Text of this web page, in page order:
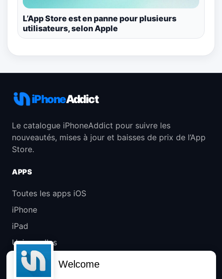
L’App Store est en panne pour plusieurs
utilisateurs, selon Apple
iPhoneAddict
Le catalogue iPhoneAddict pour suivre les
nouveautés, mises à jour et baisses de prix de l’App
Store.
APPS
Toutes les apps iOS
iPhone
iPad
Universelles
Mac
Apple TV
Welcome